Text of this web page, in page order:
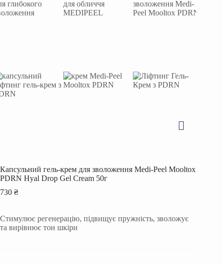
Капсульний гель-крем для зволоження Medi-Peel Mooltox
PDRN Hyal Drop Gel Cream 50г
730 ₴
Стимулює регенерацію, підвищує пружність, зволожує
та вирівнює тон шкіри